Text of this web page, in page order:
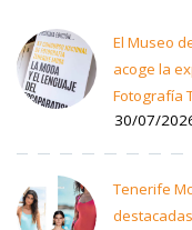
El Museo
acoge la
Fotografía
30/07/
Tenerife